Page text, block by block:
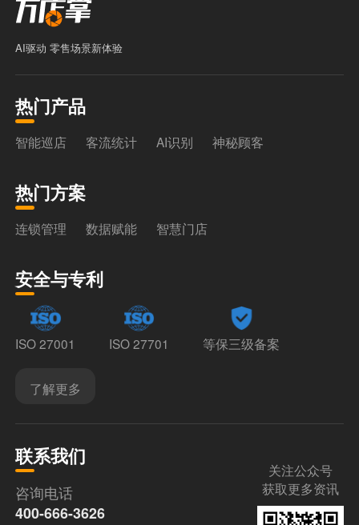
AI驱动 零售场景新体验
热门产品
智能巡店 客流统计 AI识别 神秘顾客
热门方案
连锁管理 数据赋能 智慧门店
安全与专利
ISO 27001 ISO 27701 等保三级备案
了解更多
联系我们
咨询电话
400-666-3626
关注公众号
获取更多资讯